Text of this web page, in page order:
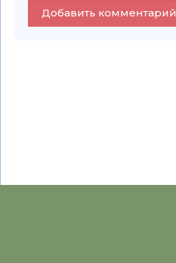
Добавить комментарий